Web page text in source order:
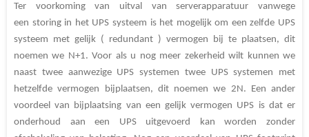
Ter voorkoming van uitval van serverapparatuur vanwege
een storing in het UPS systeem is het mogelijk om een zelfde UPS
systeem met gelijk ( redundant ) vermogen bij te plaatsen, dit
noemen we N+1. Voor als u nog meer zekerheid wilt kunnen we
naast twee aanwezige UPS systemen twee UPS systemen met
hetzelfde vermogen bijplaatsen, dit noemen we 2N. Een ander
voordeel van bijplaatsing van een gelijk vermogen UPS is dat er
onderhoud aan een UPS uitgevoerd kan worden zonder